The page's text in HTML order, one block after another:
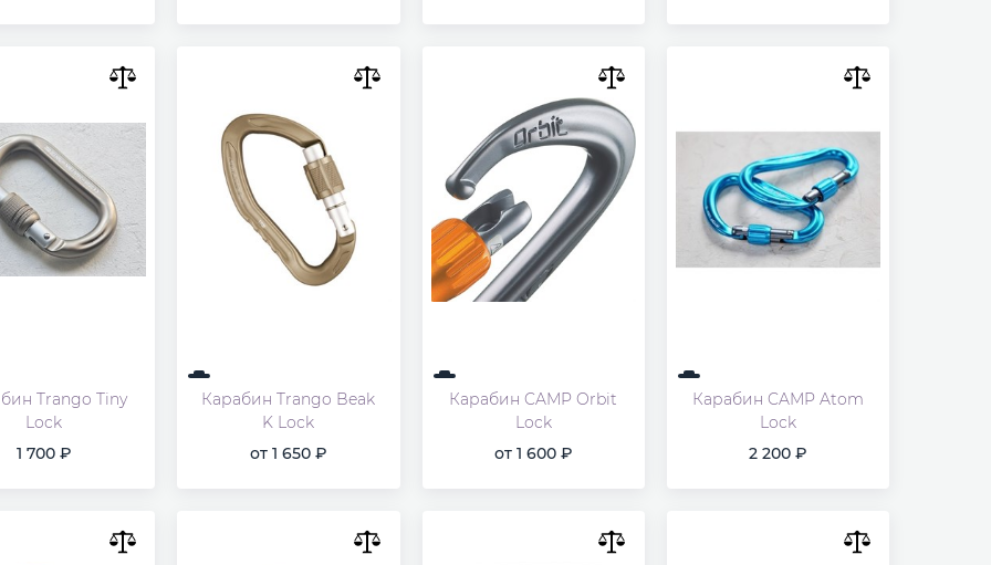
Trango Tiny
Lock
1 700
Карабин Trango Beak
K Lock
от 1 650
Карабин CAMP Orbit
Lock
от 1 600
Карабин CAMP Atom
Lock
2 200